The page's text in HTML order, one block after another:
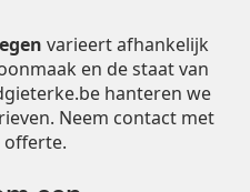
varieert afhankelijk
en de staat van
hanteren we
Neem contact met
offerte.